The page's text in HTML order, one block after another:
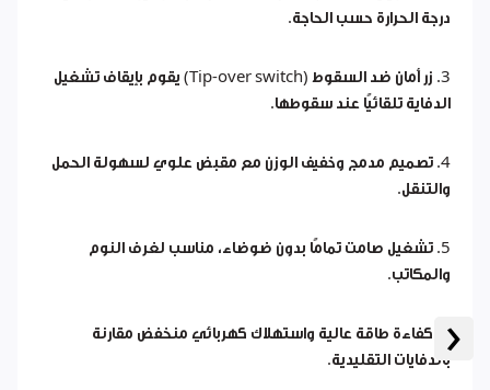
‹
درجة الحرارة حسب الحاجة.
3. زر أمان ضد السقوط (Tip-over switch) يقوم بإيقاف تشغيل
الدفاية تلقائيًا عند سقوطها.
4. تصميم مدمج وخفيف الوزن مع مقبض علوي لسهولة الحمل
والتنقل.
5. تشغيل صامت تمامًا بدون ضوضاء، مناسب لغرف النوم
والمكاتب.
6. كفاءة طاقة عالية واستهلاك كهربائي منخفض مقارنة
بالدفايات التقليدية.